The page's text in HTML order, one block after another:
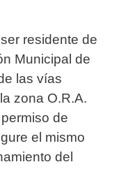
residente de
Municipal de
las vías
zona O.R.A.
de
el mismo
del